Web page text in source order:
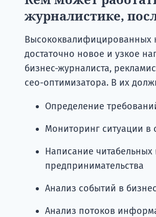
журналистике,
Высококвалифицированных
достаточно новое и узкое
бизнес-журналиста,
сео-оптимизатора. В их
Определение
Мониторинг ситуации в
Написание
предпринимательства
Анализ событий в
Анализ потоков